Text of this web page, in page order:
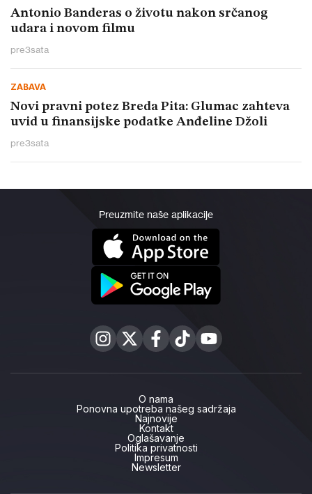
Antonio Banderas o životu nakon srčanog
udara i novom filmu
pre3sata
ZABAVA
Novi pravni potez Breda Pita: Glumac zahteva
uvid u finansijske podatke Anđeline Džoli
pre3sata
Preuzmite naše aplikacije
O nama
Ponovna upotreba našeg sadržaja
Najnovije
Kontakt
Oglašavanje
Politika privatnosti
Impresum
Newsletter